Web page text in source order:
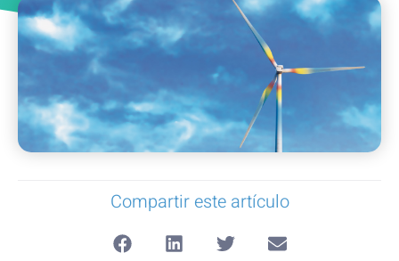
Compartir este artículo